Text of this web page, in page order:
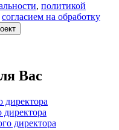
, политикой
согласием на обработку
Вас
директора
директора